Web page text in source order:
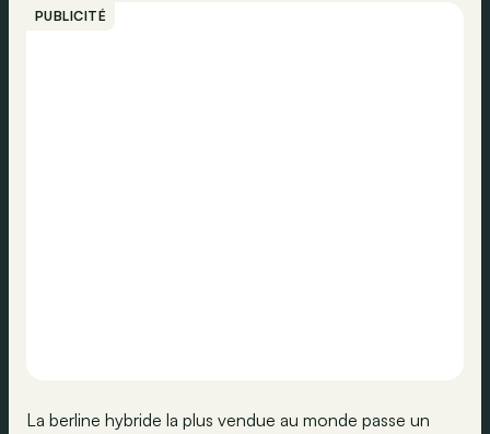
PUBLICITÉ
La berline hybride la plus vendue au monde passe un